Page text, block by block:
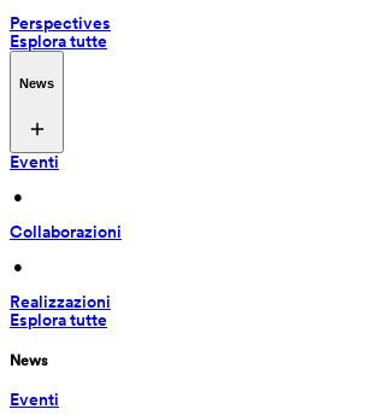
Perspectives
Esplora tutte
News
Eventi
•
Collaborazioni
•
Realizzazioni
Esplora tutte
News
Eventi